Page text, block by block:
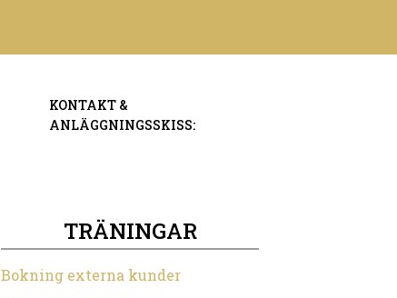
KONTAKT &
ANLÄGGNINGSSKISS:
TRÄNINGAR
Bokning externa kunder